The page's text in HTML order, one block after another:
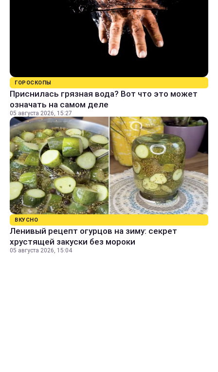
ГОРОСКОПЫ
Приснилась грязная вода? Вот что это может
означать на самом деле
05 августа 2026, 15:27
ВКУСНО
Ленивый рецепт огурцов на зиму: секрет
хрустящей закуски без мороки
05 августа 2026, 15:04